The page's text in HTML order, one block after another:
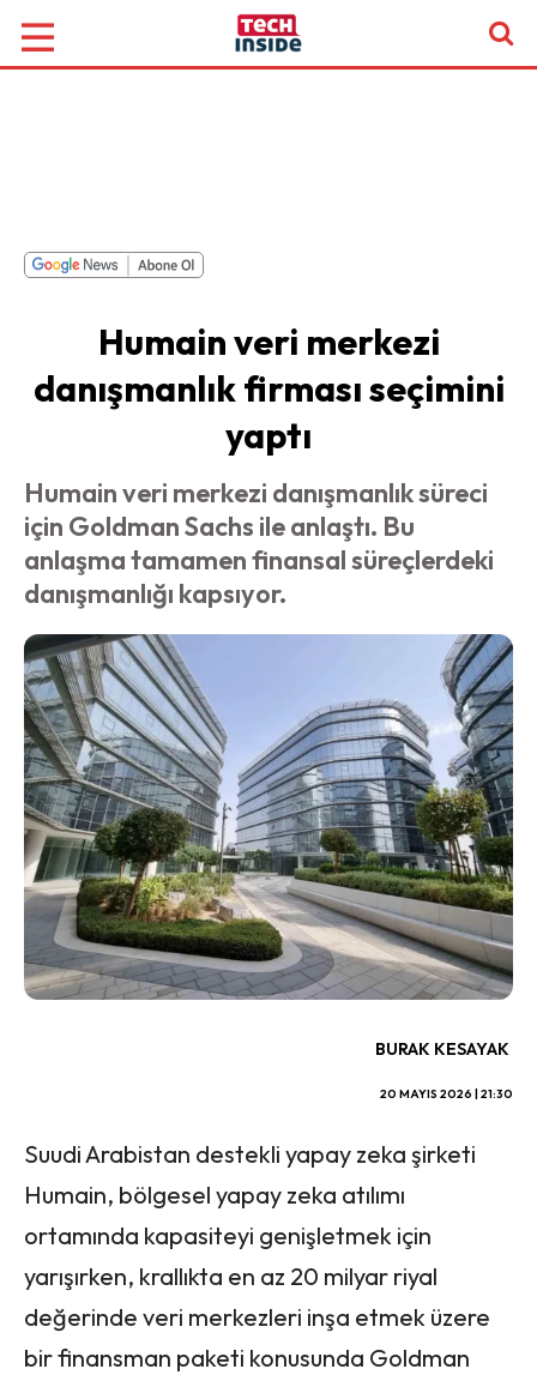
Humain veri merkezi
danışmanlık firması seçimini
yaptı
Humain veri merkezi danışmanlık süreci
için Goldman Sachs ile anlaştı. Bu
anlaşma tamamen finansal süreçlerdeki
danışmanlığı kapsıyor.
BURAK KESAYAK
20 MAYIS 2026 | 21:30
Suudi Arabistan destekli yapay zeka şirketi
Humain, bölgesel yapay zeka atılımı
ortamında kapasiteyi genişletmek için
yarışırken, krallıkta en az 20 milyar riyal
değerinde veri merkezleri inşa etmek üzere
bir finansman paketi konusunda Goldman